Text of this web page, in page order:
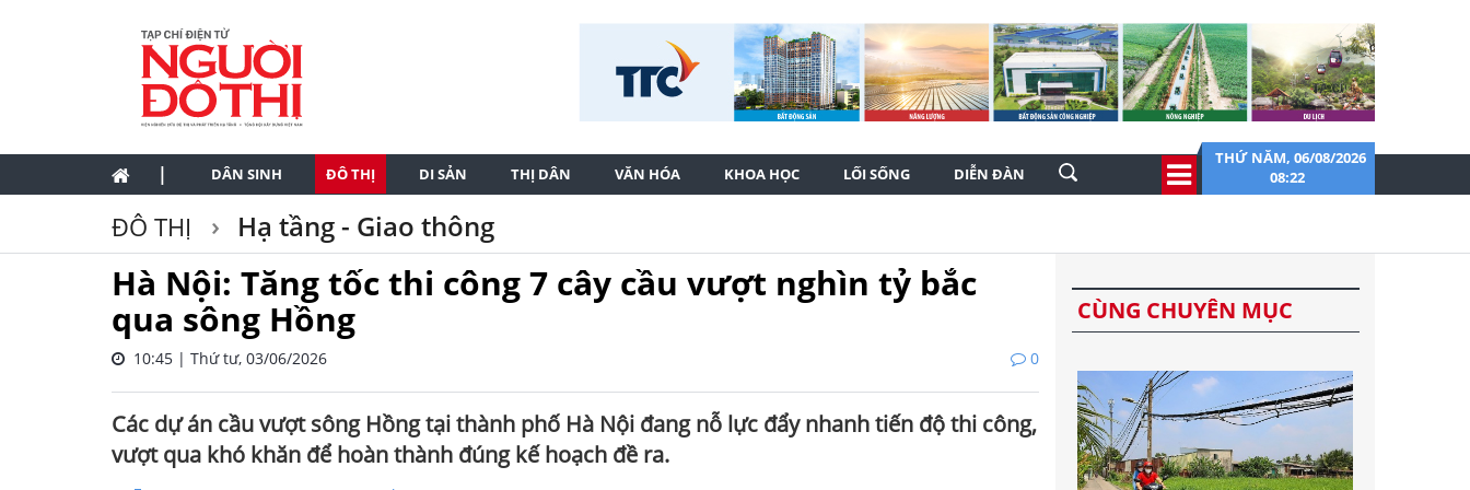
| DÂN SINH ĐÔ THỊ DI SẢN THỊ DÂN VĂN HÓA KHOA HỌC LỐI SỐNG DIỄN ĐÀN
THỨ NĂM, 06/08/2026
08:22
ĐÔ THỊ Hạ tầng - Giao thông
Hà Nội: Tăng tốc thi công 7 cây cầu vượt nghìn tỷ bắc
qua sông Hồng
10:45 | Thứ tư, 03/06/2026 0
Các dự án cầu vượt sông Hồng tại thành phố Hà Nội đang nỗ lực đẩy nhanh tiến độ thi công,
vượt qua khó khăn để hoàn thành đúng kế hoạch đề ra.
CÙNG CHUYÊN MỤC